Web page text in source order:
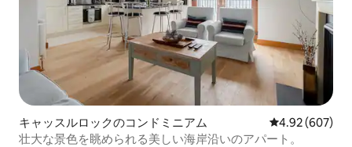
キャッスルロックのコンドミニアム レビュー607
4.92 (607)
壮大な景色を眺められる美しい海岸沿いのアパート。